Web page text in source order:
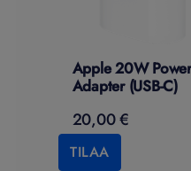
Apple 20W Power
Adapter (USB-C)
20,00 €
TILAA